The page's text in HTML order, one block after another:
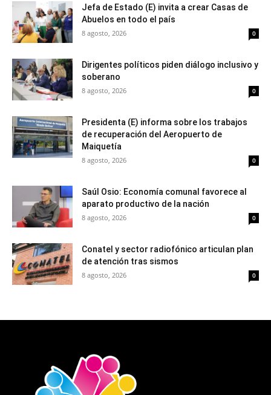
Jefa de Estado (E) invita a crear Casas de
Abuelos en todo el país
8 agosto, 2026 0
Dirigentes políticos piden diálogo inclusivo y
soberano
8 agosto, 2026 0
Presidenta (E) informa sobre los trabajos
de recuperación del Aeropuerto de
Maiquetía
8 agosto, 2026 0
Saúl Osio: Economía comunal favorece al
aparato productivo de la nación
8 agosto, 2026 0
Conatel y sector radiofónico articulan plan
de atención tras sismos
8 agosto, 2026 0